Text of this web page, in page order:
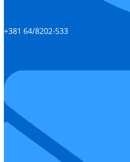
+381 64/8202-533